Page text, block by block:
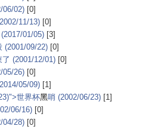
06/02)[0]
11/13)[0]
01/05)[3]
(2001/09/22)[0]
(2001/12/01)[0]
05/26)[0]
05/09)[1]
世界杯黑哨 (2002/06/23)[1]
06/16)[0]
04/28)[0]